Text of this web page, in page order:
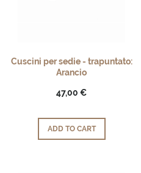
Cuscini per sedie - trapuntato:
Arancio
47,00 €
ADD TO CART